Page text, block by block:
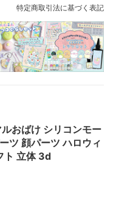
特定商取引法に基づく表記
おばけ シリコンモー
ツ 顔パーツ ハロウィ
ト 立体 3d